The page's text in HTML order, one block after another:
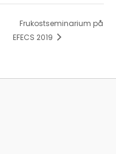
Frukostseminarium på
EFECS 2019